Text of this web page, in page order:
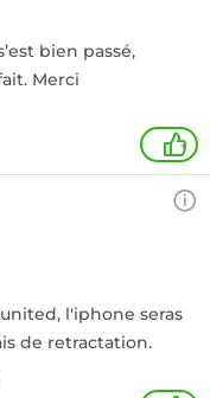
bien passé,
Merci
+
l'iphone seras
de retractation.